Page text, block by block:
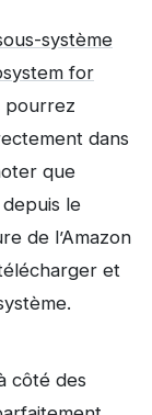
système
for
pourrez
dans
que
depuis le
de l’Amazon
et
côté des